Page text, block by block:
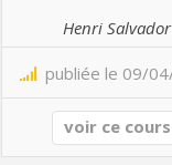
Henri Salvador
publiée le 09/
voir ce cours